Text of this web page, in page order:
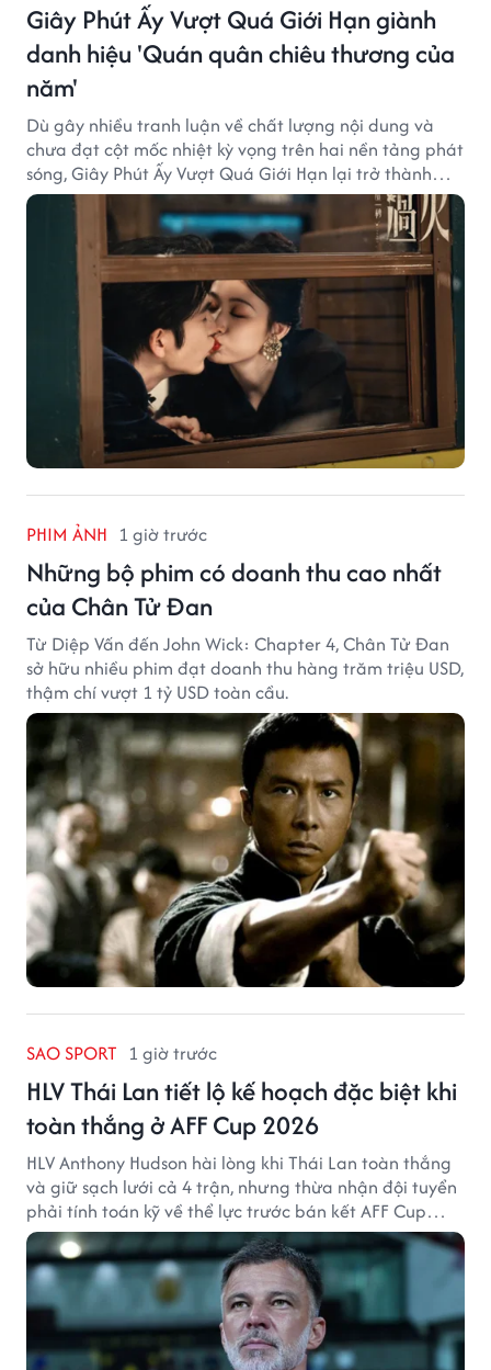
Giây Phút Ấy Vượt Quá Giới Hạn giành
danh hiệu 'Quán quân chiêu thương của
năm'
Dù gây nhiều tranh luận về chất lượng nội dung và
chưa đạt cột mốc nhiệt kỳ vọng trên hai nền tảng phát
sóng, Giây Phút Ấy Vượt Quá Giới Hạn lại trở thành
hiện tượng ở khía cạnh thương mại.
PHIM ẢNH 1 giờ trước
Những bộ phim có doanh thu cao nhất
của Chân Tử Đan
Từ Diệp Vấn đến John Wick: Chapter 4, Chân Tử Đan
sở hữu nhiều phim đạt doanh thu hàng trăm triệu USD,
thậm chí vượt 1 tỷ USD toàn cầu.
SAO SPORT 1 giờ trước
HLV Thái Lan tiết lộ kế hoạch đặc biệt khi
toàn thắng ở AFF Cup 2026
HLV Anthony Hudson hài lòng khi Thái Lan toàn thắng
và giữ sạch lưới cả 4 trận, nhưng thừa nhận đội tuyển
phải tính toán kỹ về thể lực trước bán kết AFF Cup
2026.